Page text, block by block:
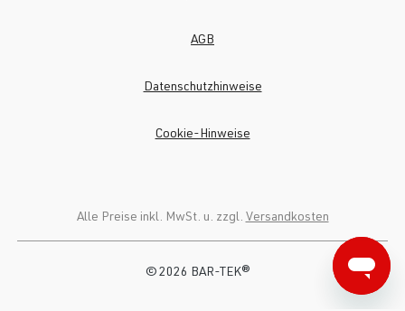
Alle Preise inkl. MwSt. u. zzgl. Versandkosten
AGB
Datenschutzhinweise
Cookie-Hinweise
© 2026 BAR-TEK®